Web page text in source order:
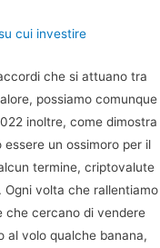
cui investire
che si attuano tra
possiamo comunque
inoltre, come dimostra
un ossimoro per il
termine, criptovalute
volta che rallentiamo
che cercano di vendere
al volo qualche banana,